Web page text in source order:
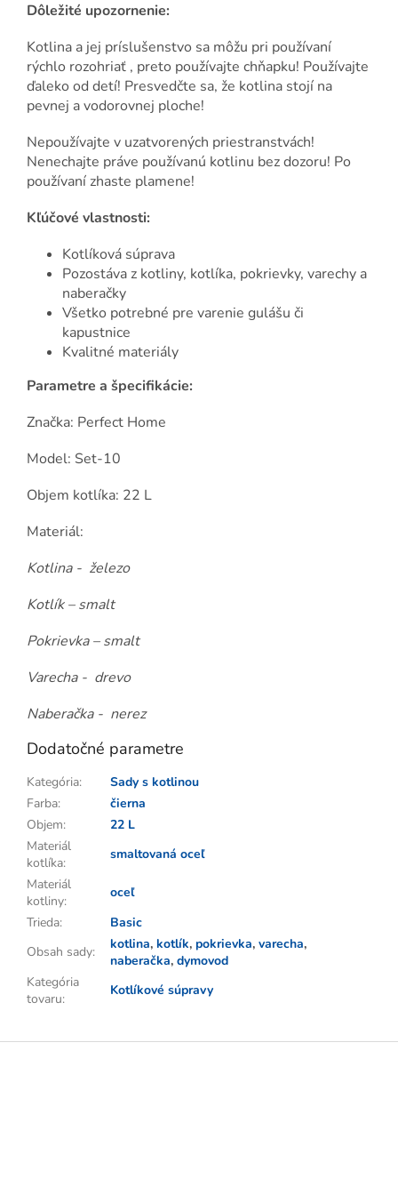
Dôležité upozornenie:
Kotlina a jej príslušenstvo sa môžu pri používaní
rýchlo rozohriať , preto používajte chňapku! Používajte
ďaleko od detí! Presvedčte sa, že kotlina stojí na
pevnej a vodorovnej ploche!
Nepoužívajte v uzatvorených priestranstvách!
Nenechajte práve používanú kotlinu bez dozoru! Po
používaní zhaste plamene!
Kľúčové vlastnosti:
Kotlíková súprava
Pozostáva z kotliny, kotlíka, pokrievky, varechy a
naberačky
Všetko potrebné pre varenie gulášu či
kapustnice
Kvalitné materiály
Parametre a špecifikácie:
Značka: Perfect Home
Model: Set-10
Objem kotlíka: 22 L
Materiál:
Kotlina - železo
Kotlík – smalt
Pokrievka – smalt
Varecha - drevo
Naberačka - nerez
Dodatočné parametre
Kategória:
Sady s kotlinou
Farba:
čierna
Objem:
22 L
Materiál
kotlíka:
smaltovaná oceľ
Materiál
kotliny:
oceľ
Trieda:
Basic
Obsah sady: kotlina, kotlík, pokrievka, varecha,
naberačka, dymovod
Kategória
tovaru:
Kotlíkové súpravy
Z